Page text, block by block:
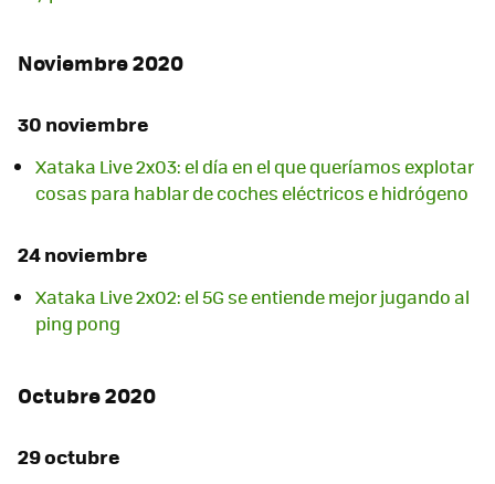
Noviembre 2020
30 noviembre
Xataka Live 2x03: el día en el que queríamos explotar
cosas para hablar de coches eléctricos e hidrógeno
24 noviembre
Xataka Live 2x02: el 5G se entiende mejor jugando al
ping pong
Octubre 2020
29 octubre